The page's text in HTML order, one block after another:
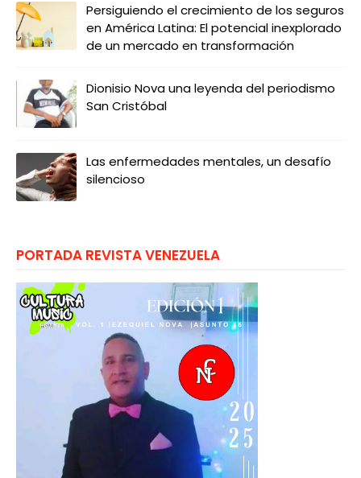
Persiguiendo el crecimiento de los seguros
en América Latina: El potencial inexplorado
de un mercado en transformación
Dionisio Nova una leyenda del periodismo
San Cristóbal
Las enfermedades mentales, un desafío
silencioso
PORTADA REVISTA VENEZUELA